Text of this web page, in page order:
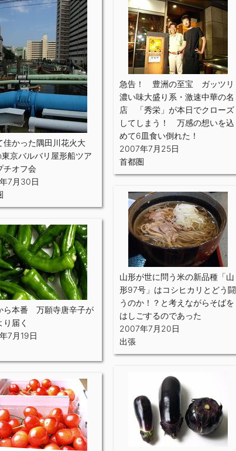
佳かった隅田川花火大
京バルバリ屋形船ツア
チオフ会
7月30日
急告！ 豊洲の至宝 ガッツリ
濃い味大盛り系・激速中華の名
店 「秀栄」が本日でクローズ
してしまう！ 万感の想いを込
めて6皿食い倒れた！
2007年7月25日
首都圏
山形が世に問う米の新品種「山
形97号」はコシヒカリとどう闘
うのか！？と考えながらそばを
はしごするのであった
2007年7月20日
出張
ら本番 万願寺唐辛子が
り届く
7月19日